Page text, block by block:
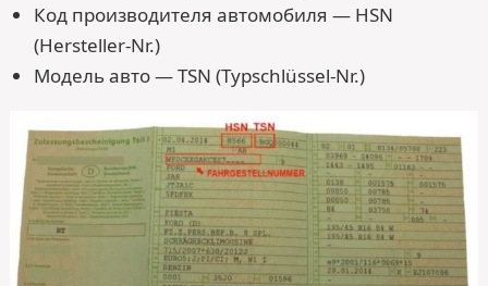
Код производителя автомобиля — HSN
(Hersteller-Nr.)
Модель авто — TSN (Typschlüssel-Nr.)